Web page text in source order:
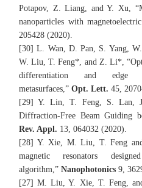
Potapov, Z. Liang, and Y. Xu,
nanoparticles with
205428 (2020).
[30] L. Wan, D. Pan, S. Yang,
W. Liu, T. Feng*, and Z. Li*,
differentiation and edge
metasurfaces,”Opt. Lett. 45,
[29] Y. Lin, T. Feng, S. Lan,
Diffraction-Free Beam Guiding
Rev. Appl. 13, 064032 (2020).
[28] Y. Xie, M. Liu, T. Feng
magnetic resonators
algorithm,”Nanophotonics 9,
[27] M. Liu, Y. Xie, T. Feng,